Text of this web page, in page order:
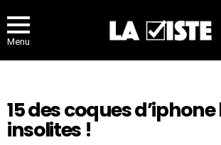
Menu
15 des coques
insolites !